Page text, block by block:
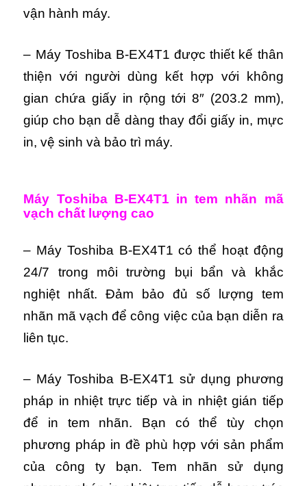
vận hành máy.
– Máy Toshiba B-EX4T1 được thiết kế thân
thiện với người dùng kết hợp với không
gian chứa giấy in rộng tới 8″ (203.2 mm),
giúp cho bạn dễ dàng thay đổi giấy in, mực
in, vệ sinh và bảo trì máy.
Máy Toshiba B-EX4T1 in tem nhãn mã
vạch chất lượng cao
– Máy Toshiba B-EX4T1 có thể hoạt động
24/7 trong môi trường bụi bẩn và khắc
nghiệt nhất. Đảm bảo đủ số lượng tem
nhãn mã vạch để công việc của bạn diễn ra
liên tục.
– Máy Toshiba B-EX4T1 sử dụng phương
pháp in nhiệt trực tiếp và in nhiệt gián tiếp
để in tem nhãn. Bạn có thể tùy chọn
phương pháp in đề phù hợp với sản phẩm
của công ty bạn. Tem nhãn sử dụng